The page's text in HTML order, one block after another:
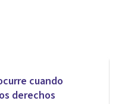
cuando
derechos